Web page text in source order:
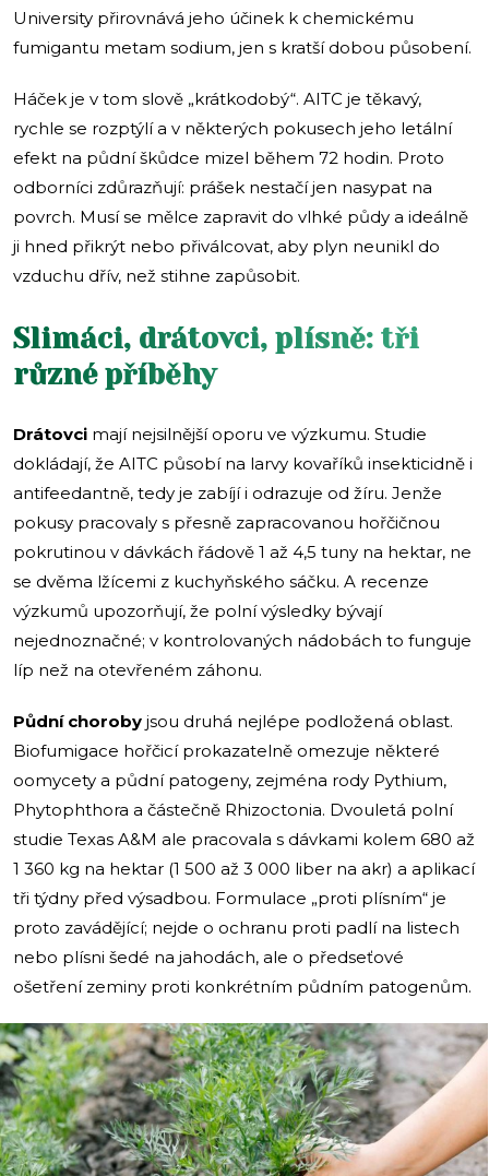
University přirovnává jeho účinek k chemickému
fumigantu metam sodium, jen s kratší dobou působení.
Háček je v tom slově „krátkodobý“. AITC je těkavý,
rychle se rozptýlí a v některých pokusech jeho letální
efekt na půdní škůdce mizel během 72 hodin. Proto
odborníci zdůrazňují: prášek nestačí jen nasypat na
povrch. Musí se mělce zapravit do vlhké půdy a ideálně
ji hned přikrýt nebo přiválcovat, aby plyn neunikl do
vzduchu dřív, než stihne zapůsobit.
Slimáci, drátovci, plísně: tři
různé příběhy
Drátovci mají nejsilnější oporu ve výzkumu. Studie
dokládají, že AITC působí na larvy kovaříků insekticidně i
antifeedantně, tedy je zabíjí i odrazuje od žíru. Jenže
pokusy pracovaly s přesně zapracovanou hořčičnou
pokrutinou v dávkách řádově 1 až 4,5 tuny na hektar, ne
se dvěma lžícemi z kuchyňského sáčku. A recenze
výzkumů upozorňují, že polní výsledky bývají
nejednoznačné; v kontrolovaných nádobách to funguje
líp než na otevřeném záhonu.
Půdní choroby jsou druhá nejlépe podložená oblast.
Biofumigace hořčicí prokazatelně omezuje některé
oomycety a půdní patogeny, zejména rody Pythium,
Phytophthora a částečně Rhizoctonia. Dvouletá polní
studie Texas A&M ale pracovala s dávkami kolem 680 až
1 360 kg na hektar (1 500 až 3 000 liber na akr) a aplikací
tři týdny před výsadbou. Formulace „proti plísním“ je
proto zavádějící; nejde o ochranu proti padlí na listech
nebo plísni šedé na jahodách, ale o předseťové
ošetření zeminy proti konkrétním půdním patogenům.